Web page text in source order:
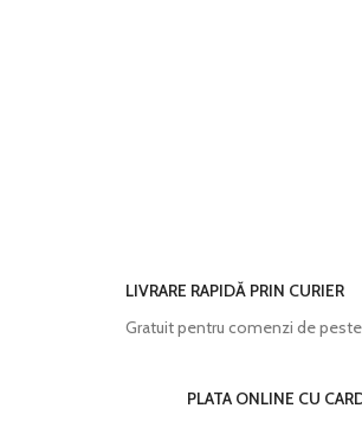
LIVRARE RAPIDĂ PRIN CURIER
Gratuit pentru comenzi de
PLATA ONLINE CU